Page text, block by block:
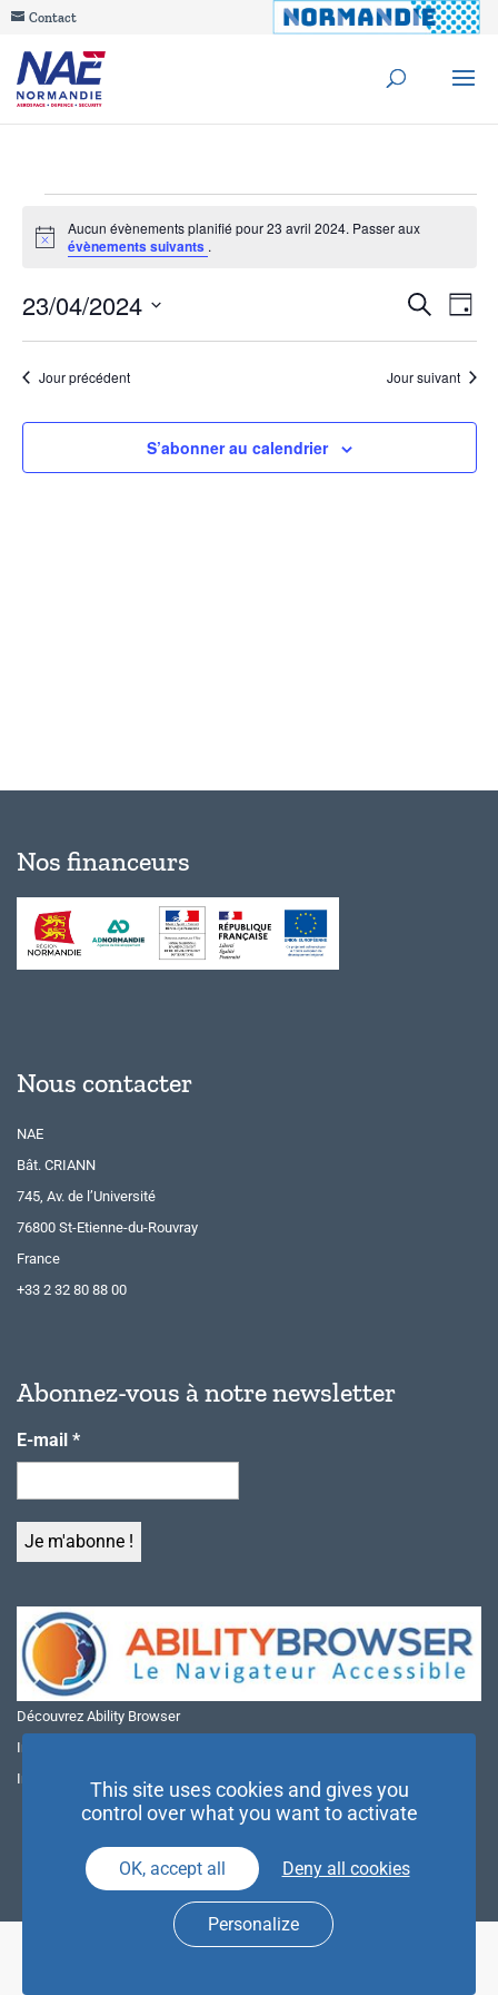
Contact
Évènements
for
23
avril
2024
Notice
Aucun évènements planifié pour 23 avril 2024. Passer aux
évènements suivants .
et
vues
Recherche
de
Jour
23/04/2024
Sélectionnez
uneJour précédent Jour suivant
S’abonner au calendrier
Nos financeurs
Nous contacter
NAE
Bât. CRIANN
745, Av. de l’Université
76800 St-Etienne-du-Rouvray
France
+33 2 32 80 88 00
Abonnez-vous à notre newsletter
E-mail *
Découvrez Ability Browser
Installer Ability Browser sur Windows
Installer Ability Browser sur Mac
This site uses cookies and gives you
control over what you want to activate
OK, accept all Deny all cookies
Personalize